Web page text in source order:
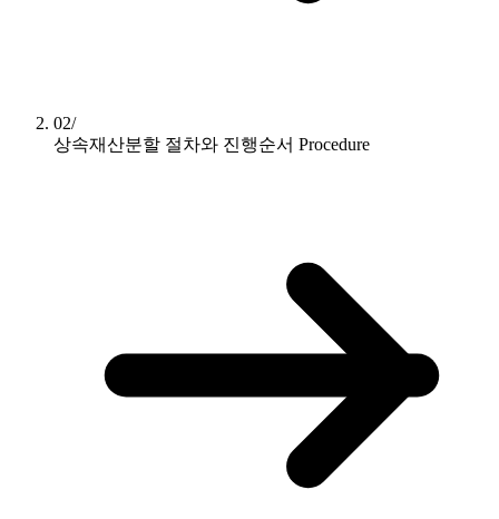
02/
상속재산분할 절차와 진행순서 Procedure